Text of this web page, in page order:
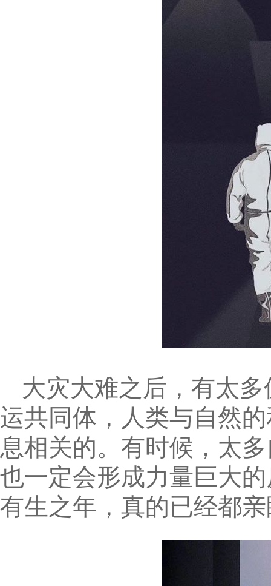
大灾大难之后，有太
运共同体，人类与自然
息相关的。有时候，太
也一定会形成力量巨大
有生之年，真的已经都